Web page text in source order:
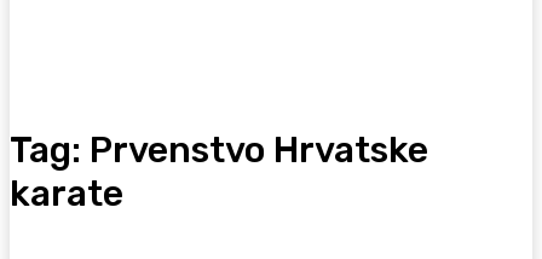
Tag: Prvenstvo Hrvatske
karate